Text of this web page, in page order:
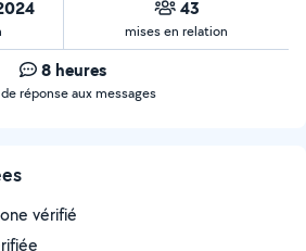
43
mises en relation
8 heures
réponse aux messages
vérifié